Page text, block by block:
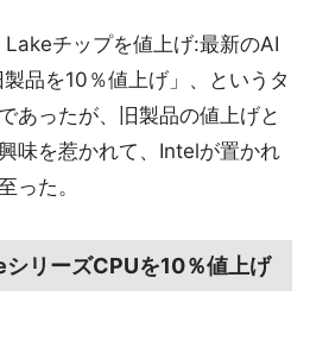
チップを値上げ:最新のAI
品を10％値上げ」、というタ
あったが、旧製品の値上げと
味を惹かれて、Intelが置かれ
った。
リーズCPUを10％値上げ